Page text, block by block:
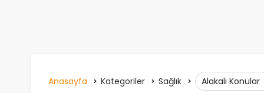
Anasayfa Kategoriler Sağlık Alakalı Konular